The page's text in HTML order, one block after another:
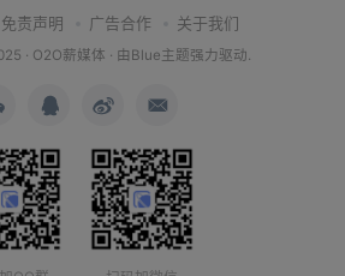
免责声明 广告合作 关于我们
· O2O薪媒体 · 由 Blue主题强力驱动.